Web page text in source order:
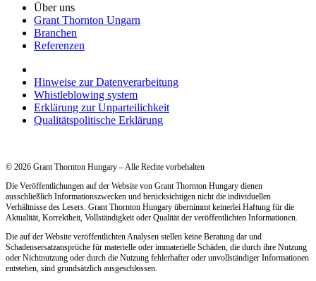
Über uns
Grant Thornton Ungarn
Branchen
Referenzen
Hinweise zur Datenverarbeitung
Whistleblowing system
Erklärung zur Unparteilichkeit
Qualitätspolitische Erklärung
© 2026 Grant Thornton Hungary – Alle Rechte vorbehalten
Die Veröffentlichungen auf der Website von Grant Thornton Hungary dienen
ausschließlich Informationszwecken und berücksichtigen nicht die individuellen
Verhältnisse des Lesers. Grant Thornton Hungary übernimmt keinerlei Haftung für die
Aktualität, Korrektheit, Vollständigkeit oder Qualität der veröffentlichten Informationen.
Die auf der Website veröffentlichten Analysen stellen keine Beratung dar und
Schadensersatzansprüche für materielle oder immaterielle Schäden, die durch ihre Nutzung
oder Nichtnutzung oder durch die Nutzung fehlerhafter oder unvollständiger Informationen
entstehen, sind grundsätzlich ausgeschlossen.